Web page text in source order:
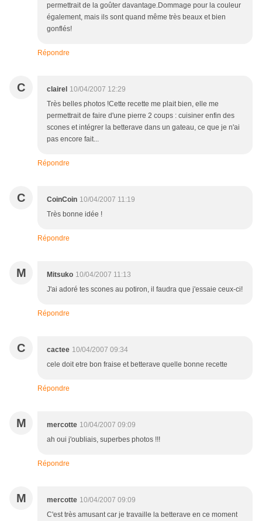
permettrait de la goûter davantage.Dommage pour la couleur
également, mais ils sont quand même très beaux et bien
gonflés!
Répondre
C clairel 10/04/2007 12:29
Très belles photos !Cette recette me plait bien, elle me
permettrait de faire d'une pierre 2 coups : cuisiner enfin des
scones et intégrer la betterave dans un gateau, ce que je n'ai
pas encore fait...
Répondre
C CoinCoin 10/04/2007 11:19
Très bonne idée !
Répondre
M Mitsuko 10/04/2007 11:13
J'ai adoré tes scones au potiron, il faudra que j'essaie ceux-ci!
Répondre
C cactee 10/04/2007 09:34
cele doit etre bon fraise et betterave quelle bonne recette
Répondre
M mercotte 10/04/2007 09:09
ah oui j'oubliais, superbes photos !!!
Répondre
M mercotte 10/04/2007 09:09
C'est très amusant car je travaille la betterave en ce moment